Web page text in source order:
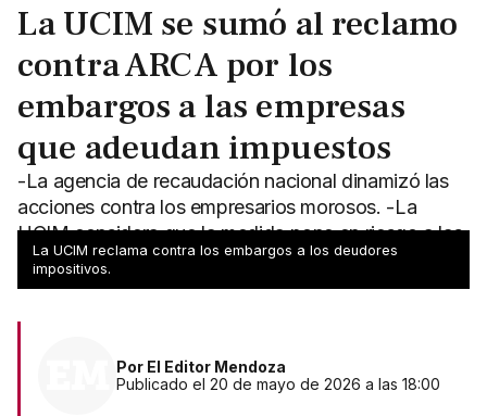
La UCIM se sumó al reclamo
contra ARCA por los
embargos a las empresas
que adeudan impuestos
-La agencia de recaudación nacional dinamizó las
acciones contra los empresarios morosos. -La
UCIM considera que la medida pone en riesgo a las
empresas.
La UCIM reclama contra los embargos a los deudores
impositivos.
Por El Editor Mendoza
Publicado el 20 de mayo de 2026 a las 18:00